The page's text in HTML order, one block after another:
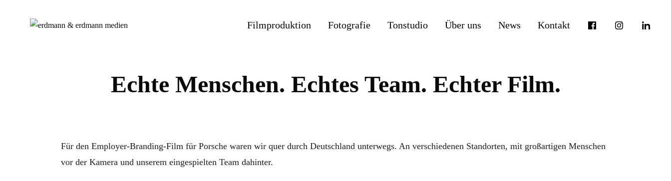
Filmproduktion Fotografie Tonstudio Über uns News Kontakt
Echte Menschen. Echtes Team. Echter Film.
Für den Employer-Branding-Film für Porsche waren wir quer durch Deutschland unterwegs. An verschiedenen Standorten, mit großartigen Menschen
vor der Kamera und unserem eingespielten Team dahinter.